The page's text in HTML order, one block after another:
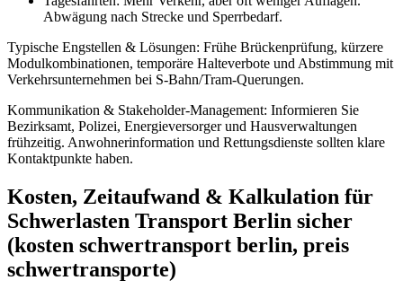
Abwägung nach Strecke und Sperrbedarf.
Typische Engstellen & Lösungen: Frühe Brückenprüfung, kürzere
Modulkombinationen, temporäre Halteverbote und Abstimmung mit
Verkehrsunternehmen bei S‑Bahn/Tram-Querungen.
Kommunikation & Stakeholder-Management: Informieren Sie
Bezirksamt, Polizei, Energieversorger und Hausverwaltungen
frühzeitig. Anwohnerinformation und Rettungsdienste sollten klare
Kontaktpunkte haben.
Kosten, Zeitaufwand & Kalkulation für
Schwerlasten Transport Berlin sicher
(kosten schwertransport berlin, preis
schwertransporte)